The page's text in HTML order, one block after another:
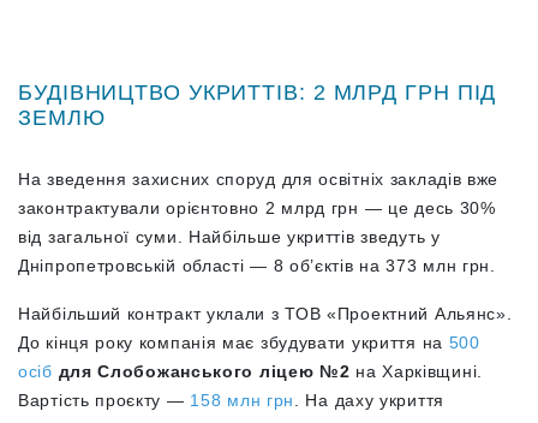
БУДІВНИЦТВО УКРИТТІВ: 2 МЛРД ГРН ПІД
ЗЕМЛЮ
На зведення захисних споруд для освітніх закладів вже
законтрактували орієнтовно 2 млрд грн — це десь 30%
від загальної суми. Найбільше укриттів зведуть у
Дніпропетровській області — 8 об’єктів на 373 млн грн.
Найбільший контракт уклали з ТОВ «Проектний Альянс».
До кінця року компанія має збудувати укриття на 500
осіб для Слобожанського ліцею №2 на Харківщині.
Вартість проєкту — 158 млн грн
. На даху укриття